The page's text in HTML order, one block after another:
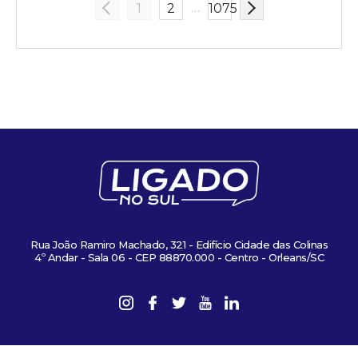
1 2 … 1075
Rua João Ramiro Machado, 321 - Edifício Cidade das Colinas
4º Andar - Sala 06 - CEP 88870.000 - Centro - Orleans/SC